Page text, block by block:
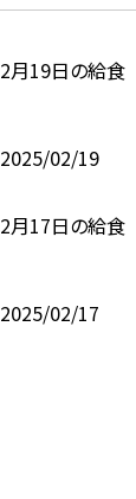
2月19日の給食
2025/02/19
2月17日の給食
2025/02/17